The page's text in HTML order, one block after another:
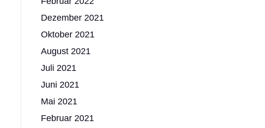
Dezember 2021
Oktober 2021
August 2021
Juli 2021
Juni 2021
Mai 2021
Februar 2021